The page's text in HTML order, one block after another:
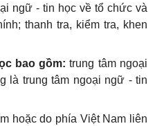
ngữ - tin học về tổ chức và
thanh tra, kiểm tra, khen
bao gồm: trung tâm ngoại
là trung tâm ngoại ngữ - tin
hoặc do phía Việt Nam liên